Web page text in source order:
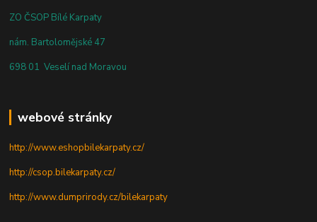
ZO ČSOP Bílé Karpaty
nám. Bartolomějské 47
698 01 Veselí nad Moravou
webové stránky
http://www.eshopbilekarpaty.cz/
http://csop.bilekarpaty.cz/
http://www.dumprirody.cz/bilekarpaty